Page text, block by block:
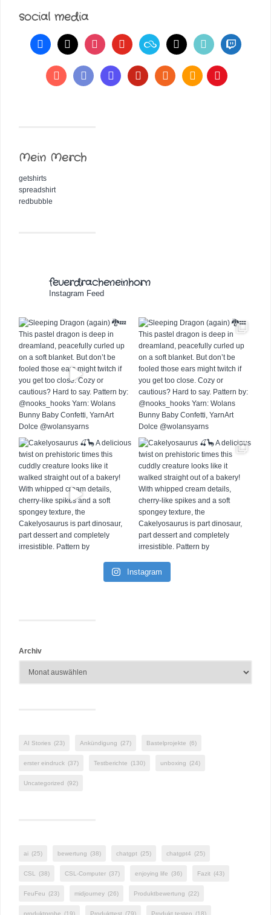
social media
Mein Merch
getshirts
spreadshirt
redbubble
feuerdracheneinhorn
Instagram Feed
Instagram
Archiv
AI Stories (23) Ankündigung (27) Bastelprojekte (6)
erster eindruck (37) Testberichte (130) unboxing (24)
Uncategorized (92)
ai (25) bewertung (38) chatgpt (25) chatgpt4 (25)
CSL (38) CSL-Computer (37) enjoying life (36) Fazit (43)
FeuFeu (23) midjourney (26) Produktbewertung (22)